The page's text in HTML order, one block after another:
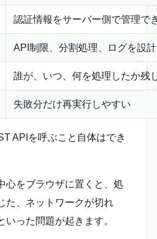
認証情報をサーバー側で管理で
API制限、分割処理、ログを設
誰が、いつ、何を処理したか残
失敗分だけ再実行しやすい
APIを呼ぶこと自体はでき
心をブラウザに置くと、処
た、ネットワークが切れ
いった問題が起きます。